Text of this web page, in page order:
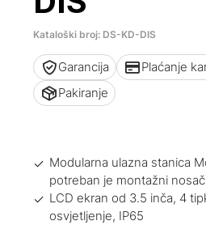
Kataloški broj: DS-KD-DIS
Garancija Plaćanje
Pakiranje
Modularna ulazna stanica
potreban je montažni nosač
LCD ekran od 3.5 inča, 4
osvjetljenje, IP65